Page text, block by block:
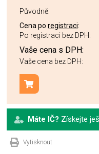
Původně:
Cena po registraci:
Po registraci bez DPH:
Vaše cena s DPH:
Vaše cena bez DPH:
Přidat do košíku
Máte IČ? Získejte
Vytisknout